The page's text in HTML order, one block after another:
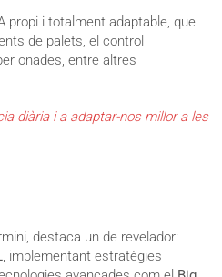
propi i totalment adaptable, que
de palets, el control
onades, entre altres
diària i a adaptar-nos millor a les
destaca un de revelador:
, implementant estratègies